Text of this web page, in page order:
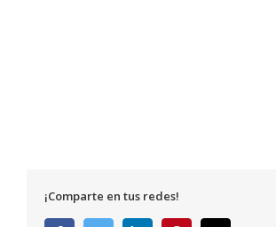
¡Comparte en tus redes!